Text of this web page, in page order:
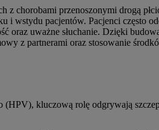
chorobami przenoszonymi drogą
wstydu pacjentów. Pacjenci często
oraz uważne słuchanie. Dzięki
z partnerami oraz stosowanie
kluczową rolę odgrywają